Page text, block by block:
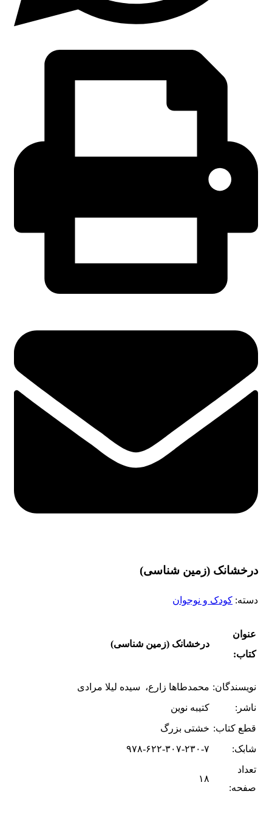
درخشانک (زمین شناسی)
دسته: کودک و نوجوان
عنوان
کتاب:
درخشانک (زمین شناسی)
نویسندگان: محمدطاها زارع، سیده لیلا مرادی
ناشر:
کتیبه نوین
قطع کتاب: خشتی بزرگ
شابک:
۹۷۸-۶۲۲-۳۰۷-۲۳۰-۷
تعداد
صفحه:
۱۸